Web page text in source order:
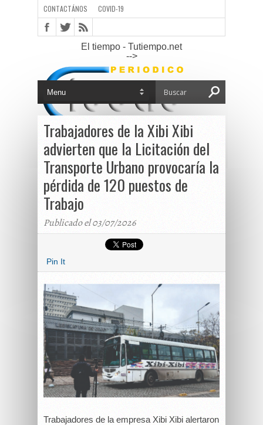
CONTACTÁNOS COVID-19
El tiempo - Tutiempo.net
-->
Trabajadores de la Xibi Xibi
advierten que la Licitación del
Transporte Urbano provocaría la
pérdida de 120 puestos de
Trabajo
Publicado el 03/07/2026
Pin It
Trabajadores de la empresa Xibi Xibi alertaron